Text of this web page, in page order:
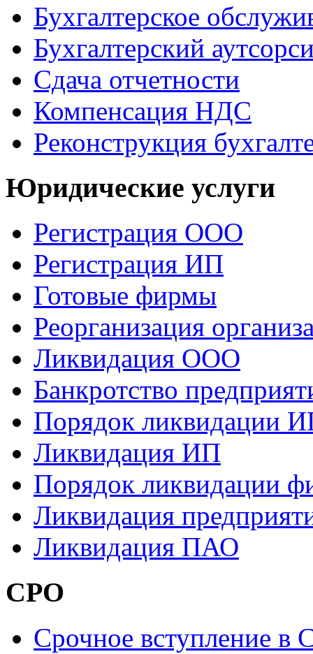
Бухгалтерское
Бухгалтерский
Сдача отчетности
Компенсация НДС
Реконструкция
Юридические услуги
Регистрация ООО
Регистрация ИП
Готовые фирмы
Реорганизация
Ликвидация ООО
Банкротство
Порядок ликвидации
Ликвидация ИП
Порядок ликвидации
Ликвидация
Ликвидация ПАО
СРО
Cрочное вступление в